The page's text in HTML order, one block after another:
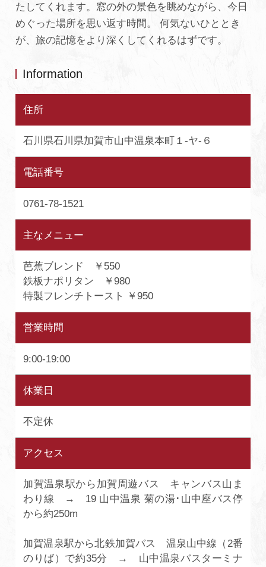
たしてくれます。窓の外の景色を眺めながら、今日
めぐった場所を思い返す時間。 何気ないひととき
が、旅の記憶をより深くしてくれるはずです。
Information
住所
石川県石川県加賀市山中温泉本町１-ヤ-６
電話番号
0761-78-1521
主なメニュー
芭蕉ブレンド ￥550
鉄板ナポリタン ￥980
特製フレンチトースト ￥950
営業時間
9:00-19:00
休業日
不定休
アクセス
加賀温泉駅から加賀周遊バス キャンバス山ま
わり線 → 19 山中温泉 菊の湯･山中座バス停
から約250m
加賀温泉駅から北鉄加賀バス 温泉山中線（2番
のりば）で約35分 → 山中温泉バスターミナ